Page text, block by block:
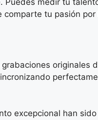
Puedes medir tu
tu pasión por
originales
excepcional han